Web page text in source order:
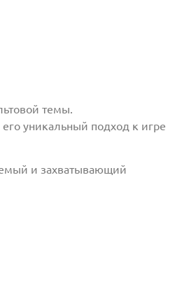
темы.
уникальный подход к игре
и захватывающий